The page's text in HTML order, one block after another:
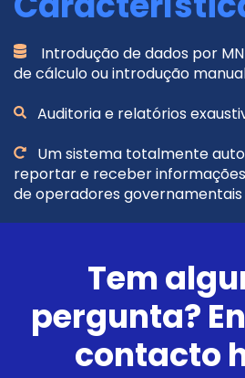
Introdução de dados por
de cálculo ou introdução
Auditoria e relatórios
Um sistema totalmente
reportar e receber
de operadores governamentais
Tem
pergunta?
contacto